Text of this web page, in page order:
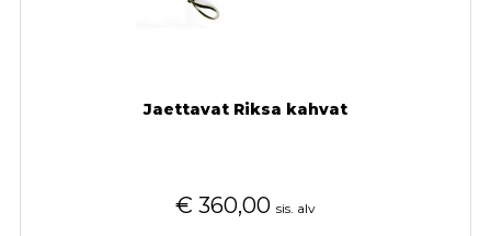
Jaettavat Riksa kahvat
€ 360,00 sis. alv